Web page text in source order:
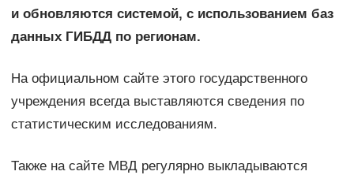
и обновляются системой, с использованием баз
данных ГИБДД по регионам.
На официальном сайте этого государственного
учреждения всегда выставляются сведения по
статистическим исследованиям.
Также на сайте МВД регулярно выкладываются